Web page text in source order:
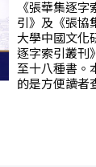
《張華集逐
引》及《張協
大學中國文化
逐字索引叢刊
至十八種書。
的是方便讀者